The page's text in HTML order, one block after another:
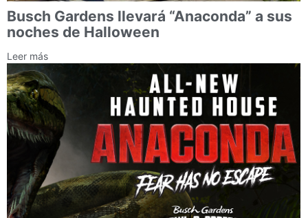
Busch Gardens llevará “Anaconda” a sus
noches de Halloween
Leer más